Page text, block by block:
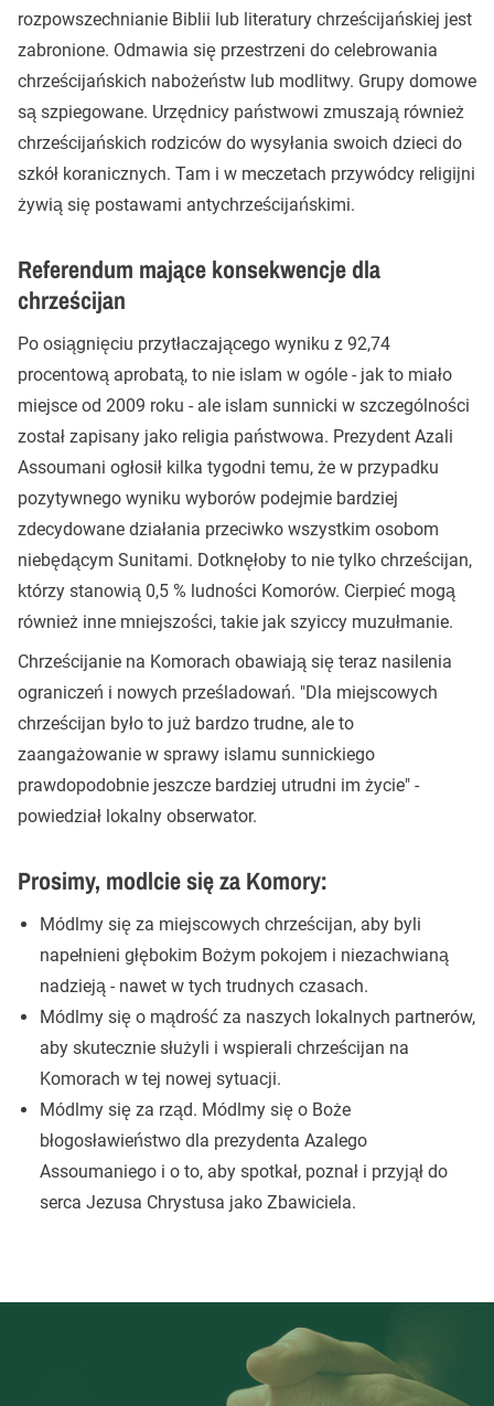
rozpowszechnianie Biblii lub literatury chrześcijańskiej jest
zabronione. Odmawia się przestrzeni do celebrowania
chrześcijańskich nabożeństw lub modlitwy. Grupy domowe
są szpiegowane. Urzędnicy państwowi zmuszają również
chrześcijańskich rodziców do wysyłania swoich dzieci do
szkół koranicznych. Tam i w meczetach przywódcy religijni
żywią się postawami antychrześcijańskimi.
Referendum mające konsekwencje dla
chrześcijan
Po osiągnięciu przytłaczającego wyniku z 92,74
procentową aprobatą, to nie islam w ogóle - jak to miało
miejsce od 2009 roku - ale islam sunnicki w szczególności
został zapisany jako religia państwowa. Prezydent Azali
Assoumani ogłosił kilka tygodni temu, że w przypadku
pozytywnego wyniku wyborów podejmie bardziej
zdecydowane działania przeciwko wszystkim osobom
niebędącym Sunitami. Dotknęłoby to nie tylko chrześcijan,
którzy stanowią 0,5 % ludności Komorów. Cierpieć mogą
również inne mniejszości, takie jak szyiccy muzułmanie.
Chrześcijanie na Komorach obawiają się teraz nasilenia
ograniczeń i nowych prześladowań. "Dla miejscowych
chrześcijan było to już bardzo trudne, ale to
zaangażowanie w sprawy islamu sunnickiego
prawdopodobnie jeszcze bardziej utrudni im życie" -
powiedział lokalny obserwator.
Prosimy, modlcie się za Komory:
Módlmy się za miejscowych chrześcijan, aby byli
napełnieni głębokim Bożym pokojem i niezachwianą
nadzieją - nawet w tych trudnych czasach.
Módlmy się o mądrość za naszych lokalnych partnerów,
aby skutecznie służyli i wspierali chrześcijan na
Komorach w tej nowej sytuacji.
Módlmy się za rząd. Módlmy się o Boże
błogosławieństwo dla prezydenta Azalego
Assoumaniego i o to, aby spotkał, poznał i przyjął do
serca Jezusa Chrystusa jako Zbawiciela.